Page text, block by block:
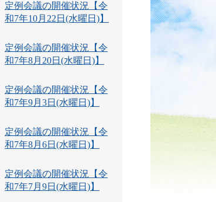
定例会議の開催状況【令
和7年10月22日(水曜日)】
定例会議の開催状況【令
和7年8月20日(水曜日)】
定例会議の開催状況【令
和7年9月3日(水曜日)】
定例会議の開催状況【令
和7年8月6日(水曜日)】
定例会議の開催状況【令
和7年7月9日(水曜日)】